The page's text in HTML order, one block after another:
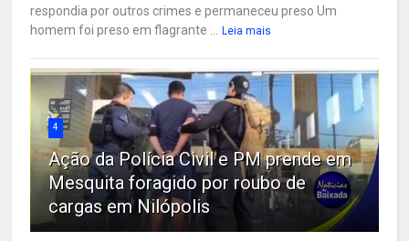
respondia por outros crimes e permaneceu preso Um
homem foi preso em flagrante ...
Leia mais
4
Ação da Polícia Civil e PM prende em
Mesquita foragido por roubo de
cargas em Nilópolis